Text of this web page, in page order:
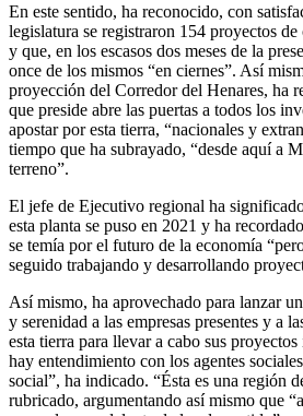
En este sentido, ha reconocido, con
legislatura se registraron 154 proyectos
y que, en los escasos dos meses de la
once de los mismos “en ciernes”. Así
proyección del Corredor del Henares, ha
que preside abre las puertas a todos los
apostar por esta tierra, “nacionales y
tiempo que ha subrayado, “desde aquí a
terreno”.
El jefe de Ejecutivo regional ha
esta planta se puso en 2021 y ha
se temía por el futuro de la economía
seguido trabajando y desarrollando
Así mismo, ha aprovechado para lanzar
y serenidad a las empresas presentes y a
esta tierra para llevar a cabo sus
hay entendimiento con los agentes
social”, ha indicado. “Ésta es una región
rubricado, argumentando así mismo que